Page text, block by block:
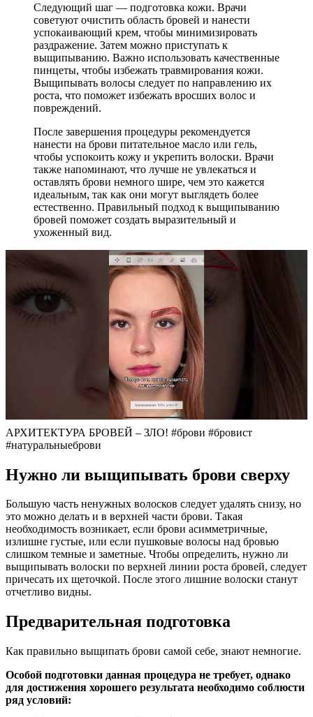
Следующий шаг — подготовка кожи. Врачи
советуют очистить область бровей и нанести
успокаивающий крем, чтобы минимизировать
раздражение. Затем можно приступать к
выщипыванию. Важно использовать качественные
пинцеты, чтобы избежать травмирования кожи.
Выщипывать волосы следует по направлению их
роста, что поможет избежать вросших волос и
повреждений.
После завершения процедуры рекомендуется
нанести на брови питательное масло или гель,
чтобы успокоить кожу и укрепить волоски. Врачи
также напоминают, что лучше не увлекаться и
оставлять брови немного шире, чем это кажется
идеальным, так как они могут выглядеть более
естественно. Правильный подход к выщипыванию
бровей поможет создать выразительный и
ухоженный вид.
АРХИТЕКТУРА БРОВЕЙ – ЗЛО! #брови #бровист
#натуральныеброви
Нужно ли выщипывать брови сверху
Большую часть ненужных волосков следует удалять снизу, но
это можно делать и в верхней части брови. Такая
необходимость возникает, если брови асимметричные,
излишне густые, или если пушковые волосы над бровью
слишком темные и заметные. Чтобы определить, нужно ли
выщипывать волоски по верхней линии роста бровей, следует
причесать их щеточкой. После этого лишние волоски станут
отчетливо видны.
Предварительная подготовка
Как правильно выщипать брови самой себе, знают немногие.
Особой подготовки данная процедура не требует, однако
для достижения хорошего результата необходимо соблюсти
ряд условий: